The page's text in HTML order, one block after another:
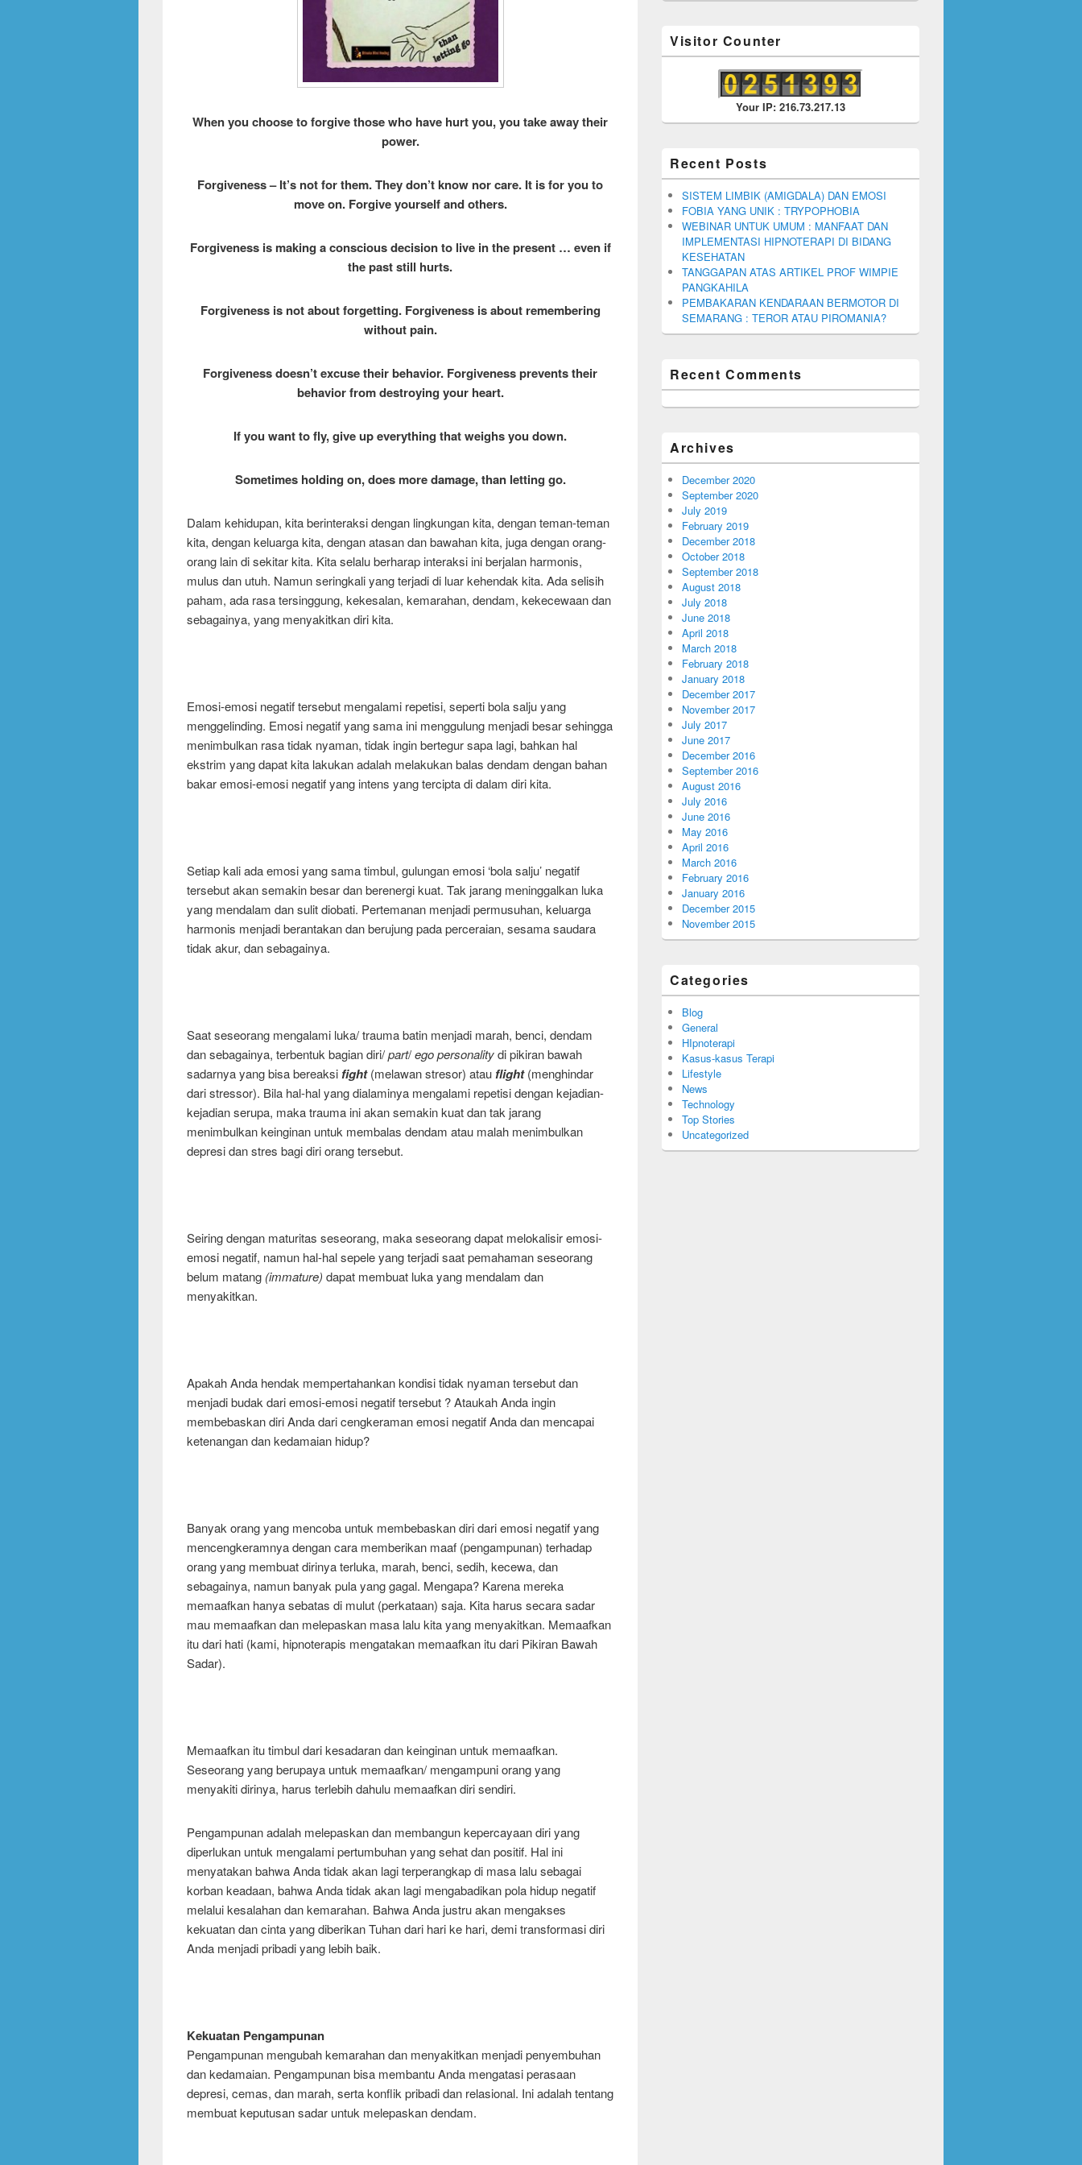
When you choose to forgive those who have hurt you,you take away their
power.
Forgiveness – It’s not for them. They don’t know nor care. It is for you to
move on. Forgive yourself and others.
Forgiveness is making a conscious decision to live in the present … even if
the past still hurts.
Forgiveness is not about forgetting. Forgiveness is about remembering
without pain.
Forgiveness doesn’t excuse their behavior. Forgiveness prevents their
behavior from destroying your heart.
If you want to fly, give up everything that weighs you down.
Sometimes holding on, does more damage, than letting go.
Dalam kehidupan, kita berinteraksi dengan lingkungan kita, dengan teman-teman
kita, dengan keluarga kita, dengan atasan dan bawahan kita, juga dengan orang-
orang lain di sekitar kita. Kita selalu berharap interaksi ini berjalan harmonis,
mulus dan utuh. Namun seringkali yang terjadi di luar kehendak kita. Ada selisih
paham, ada rasa tersinggung, kekesalan, kemarahan, dendam, kekecewaan dan
sebagainya, yang menyakitkan diri kita.
Emosi-emosi negatif tersebut mengalami repetisi, seperti bola salju yang
menggelinding. Emosi negatif yang sama ini menggulung menjadi besar sehingga
menimbulkan rasa tidak nyaman, tidak ingin bertegur sapa lagi, bahkan hal
ekstrim yang dapat kita lakukan adalah melakukan balas dendam dengan bahan
bakar emosi-emosi negatif yang intens yang tercipta di dalam diri kita.
Setiap kali ada emosi yang sama timbul, gulungan emosi ‘bola salju’ negatif
tersebut akan semakin besar dan berenergi kuat. Tak jarang meninggalkan luka
yang mendalam dan sulit diobati. Pertemanan menjadi permusuhan, keluarga
harmonis menjadi berantakan dan berujung pada perceraian, sesama saudara
tidak akur, dan sebagainya.
Saat seseorang mengalami luka/ trauma batin menjadi marah, benci, dendam
dan sebagainya, terbentuk bagian diri/part/ego personalitydi pikiran bawah
sadarnya yang bisa bereaksifight(melawan stresor) atauflight(menghindar
dari stressor). Bila hal-hal yang dialaminya mengalami repetisi dengan kejadian-
kejadian serupa, maka trauma ini akan semakin kuat dan tak jarang
menimbulkan keinginan untuk membalas dendam atau malah menimbulkan
depresi dan stres bagi diri orang tersebut.
Seiring dengan maturitas seseorang, maka seseorang dapat melokalisir emosi-
emosi negatif, namun hal-hal sepele yang terjadi saat pemahaman seseorang
belum matang (immature) dapat membuat luka yang mendalam dan
menyakitkan.
Apakah Anda hendak mempertahankan kondisi tidak nyaman tersebut dan
menjadi budak dari emosi-emosi negatif tersebut ? Ataukah Anda ingin
membebaskan diri Anda dari cengkeraman emosi negatif Anda dan mencapai
ketenangan dan kedamaian hidup?
Banyak orang yang mencoba untuk membebaskan diri dari emosi negatif yang
mencengkeramnya dengan cara memberikan maaf (pengampunan) terhadap
orang yang membuat dirinya terluka, marah, benci, sedih, kecewa, dan
sebagainya, namun banyak pula yang gagal. Mengapa? Karena mereka
memaafkan hanya sebatas di mulut (perkataan) saja. Kita harus secara sadar
mau memaafkan dan melepaskan masa lalu kita yang menyakitkan. Memaafkan
itu dari hati (kami, hipnoterapis mengatakan memaafkan itu dari Pikiran Bawah
Sadar).
Memaafkan itu timbul dari kesadaran dan keinginan untuk memaafkan.
Seseorang yang berupaya untuk memaafkan/ mengampuni orang yang
menyakiti dirinya, harus terlebih dahulu memaafkan diri sendiri.
Pengampunan adalah melepaskan dan membangun kepercayaan diri yang
diperlukan untuk mengalami pertumbuhan yang sehat dan positif. Hal ini
menyatakan bahwa Anda tidak akan lagi terperangkap di masa lalu sebagai
korban keadaan, bahwa Anda tidak akan lagi mengabadikan pola hidup negatif
melalui kesalahan dan kemarahan. Bahwa Anda justru akan mengakses
kekuatan dan cinta yang diberikan Tuhan dari hari ke hari, demi transformasi diri
Anda menjadi pribadi yang lebih baik.
Kekuatan Pengampunan
Pengampunan mengubah kemarahan dan menyakitkan menjadi penyembuhan
dan kedamaian. Pengampunan bisa membantu Anda mengatasi perasaan
depresi, cemas, dan marah, serta konflik pribadi dan relasional. Ini adalah tentang
membuat keputusan sadar untuk melepaskan dendam.
Visitor Counter
Your IP: 216.73.217.13
Recent Posts
SISTEM LIMBIK (AMIGDALA) DAN EMOSI
FOBIA YANG UNIK : TRYPOPHOBIA
WEBINAR UNTUK UMUM : MANFAAT DAN
IMPLEMENTASI HIPNOTERAPI DI BIDANG
KESEHATAN
TANGGAPAN ATAS ARTIKEL PROF WIMPIE
PANGKAHILA
PEMBAKARAN KENDARAAN BERMOTOR DI
SEMARANG : TEROR ATAU PIROMANIA?
Recent Comments
Archives
December 2020
September 2020
July 2019
February 2019
December 2018
October 2018
September 2018
August 2018
July 2018
June 2018
April 2018
March 2018
February 2018
January 2018
December 2017
November 2017
July 2017
June 2017
December 2016
September 2016
August 2016
July 2016
June 2016
May 2016
April 2016
March 2016
February 2016
January 2016
December 2015
November 2015
Categories
Blog
General
HIpnoterapi
Kasus-kasus Terapi
Lifestyle
News
Technology
Top Stories
Uncategorized